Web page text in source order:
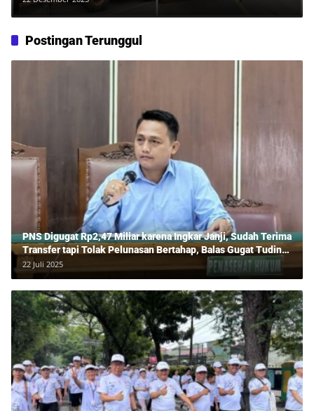
Postingan Terunggul
PNS Digugat Rp2,47 Miliar karena Ingkar Janji, Sudah Terima
Transfer tapi Tolak Pelunasan Bertahap, Balas Gugat Tuding
Lawan Tipu Rp850 Juta
22 Juli 2025